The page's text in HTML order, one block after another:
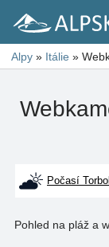
Alpy » Itálie »
Počasí
Pohled na pláž a